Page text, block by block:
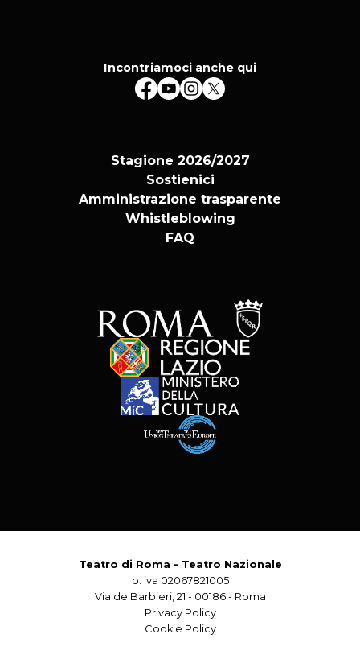
Incontriamoci anche qui
Stagione 2026/2027
Sostienici
Amministrazione trasparente
Whistleblowing
FAQ
Teatro di Roma - Teatro Nazionale
p. iva 02067821005
Via de'Barbieri, 21 - 00186 - Roma
Privacy Policy
Cookie Policy